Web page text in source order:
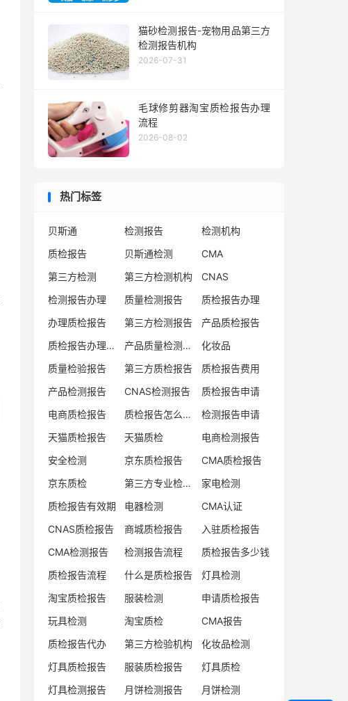
猫砂检测报告-宠物用品第三方
检测报告机构
2026-07-31
毛球修剪器淘宝质检报告办理
流程
2026-08-02
热门标签
贝斯通 检测报告
检测机构
质检报告
贝斯通检测
CMA
第三方检测
第三方检测机构
CNAS
检测报告办理
质量检测报告
质检报告办理
办理质检报告
第三方检测报告
产品质检报告
质检报告办理流程
产品质量检测报告
化妆品
质量检验报告
第三方质检报告
质检报告费用
产品检测报告
CNAS检测报告
质检报告申请
电商质检报告
质检报告怎么办理
检测报告申请
天猫质检报告
天猫质检
电商检测报告
安全检测
京东质检报告
CMA质检报告
京东质检
第三方专业检验机构
家电检测
质检报告有效期
电器检测
CMA认证
CNAS质检报告
商城质检报告
入驻质检报告
CMA检测报告
检测报告流程
质检报告多少钱
质检报告流程
什么是质检报告
灯具检测
淘宝质检报告
服装检测
申请质检报告
玩具检测
淘宝质检
CMA报告
质检报告代办
第三方检验机构
化妆品检测
灯具质检报告
服装质检报告
灯具质检
灯具检测报告
月饼检测报告
月饼检测